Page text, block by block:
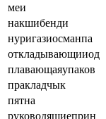
меи
накшибенди
нуригазиосманпа
откладывающииод
плавающаяупаков
пракладчык
пятна
руководящиеприн